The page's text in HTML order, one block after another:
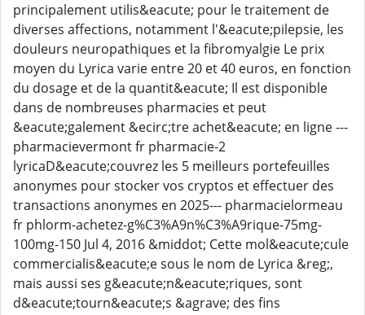
principalement utilis&eacute; pour le traitement de
diverses affections, notamment l'&eacute;pilepsie, les
douleurs neuropathiques et la fibromyalgie Le prix
moyen du Lyrica varie entre 20 et 40 euros, en fonction
du dosage et de la quantit&eacute; Il est disponible
dans de nombreuses pharmacies et peut
&eacute;galement &ecirc;tre achet&eacute; en ligne ---
pharmacievermont fr pharmacie-2
lyricaD&eacute;couvrez les 5 meilleurs portefeuilles
anonymes pour stocker vos cryptos et effectuer des
transactions anonymes en 2025--- pharmacielormeau
fr phlorm-achetez-g%C3%A9n%C3%A9rique-75mg-
100mg-150 Jul 4, 2016 &middot; Cette mol&eacute;cule
commercialis&eacute;e sous le nom de Lyrica &reg;,
mais aussi ses g&eacute;n&eacute;riques, sont
d&eacute;tourn&eacute;s &agrave; des fins